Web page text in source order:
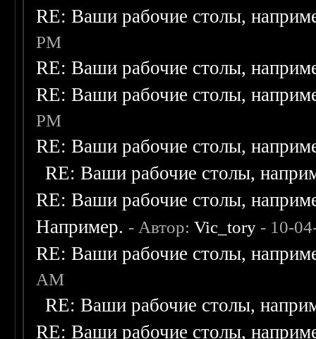
RE: Ваши рабочие столы,
PM
RE: Ваши рабочие столы,
RE: Ваши рабочие столы,
PM
RE: Ваши рабочие столы,
RE: Ваши рабочие столы,
RE: Ваши рабочие столы,
Например. - Автор:Vic_tory - 10-
RE: Ваши рабочие столы,
AM
RE: Ваши рабочие столы,
RE: Ваши рабочие столы,